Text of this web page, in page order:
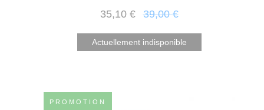
35,10 € 39,00 €
Actuellement indisponible
PROMOTION